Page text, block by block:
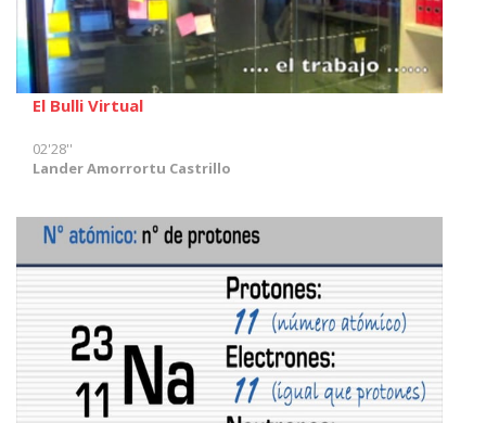
El Bulli Virtual
02'28''
Lander Amorrortu Castrillo